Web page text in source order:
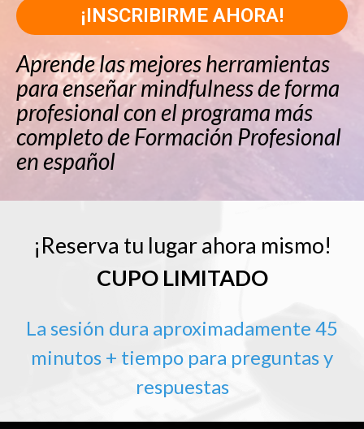
¡INSCRIBIRME AHORA!
Aprende las mejores herramientas
para enseñar mindfulness de forma
profesional con el programa más
completo de Formación Profesional
en español
¡Reserva tu lugar ahora mismo!
CUPO LIMITADO
La sesión dura aproximadamente 45
minutos + tiempo para preguntas y
respuestas